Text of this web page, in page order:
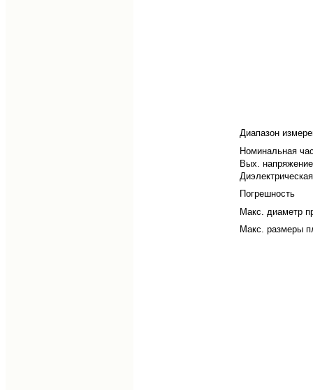
Диапазон
Номинальная
Вых. напряжение
Погрешность
Макс. диаметр
Макс. размеры